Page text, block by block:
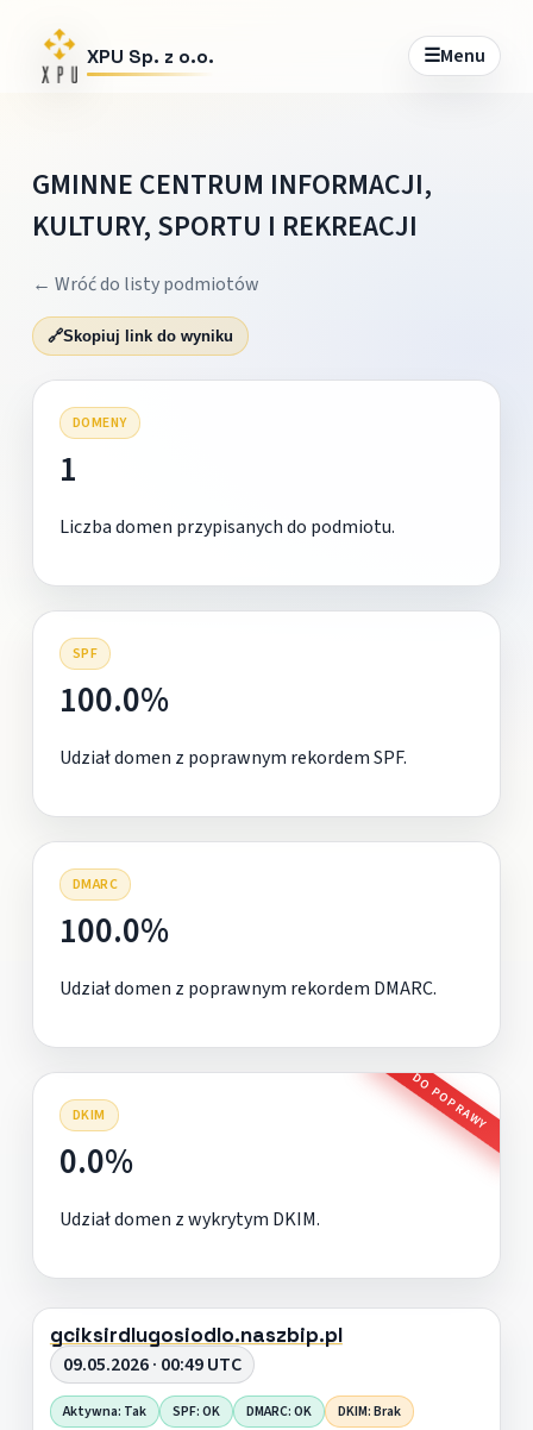
XPU Sp. z o.o. ☰Menu
GMINNE CENTRUM INFORMACJI,
KULTURY, SPORTU I REKREACJI
← Wróć do listy podmiotów
🔗Skopiuj link do wyniku
DOMENY
1
Liczba domen przypisanych do podmiotu.
SPF
100.0%
Udział domen z poprawnym rekordem SPF.
DMARC
100.0%
Udział domen z poprawnym rekordem DMARC.
DKIM DO POPRAWY
0.0%
Udział domen z wykrytym DKIM.
gciksirdlugosiodlo.naszbip.pl
09.05.2026 · 00:49 UTC
Aktywna: Tak SPF: OK DMARC: OK DKIM: Brak